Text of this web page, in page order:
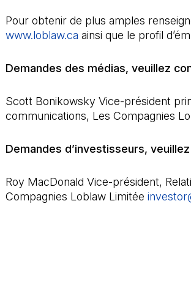
Pour obtenir de plus amples
www.loblaw.ca ainsi que le profil
Demandes des médias, veuillez
Scott Bonikowsky Vice-président
communications, Les Compagnies
Demandes d’investisseurs,
Roy MacDonald Vice-président,
Compagnies Loblaw Limitée